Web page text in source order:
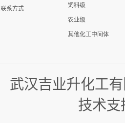
联系方式 饲料级
农业级
其他化工中间体
武汉吉业升化工
技术